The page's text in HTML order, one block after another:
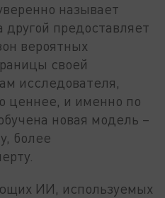
называет
другой предоставляет
вероятных
своей
исследователя,
ценнее, и именно по
новая модель –
более
ИИ, используемых